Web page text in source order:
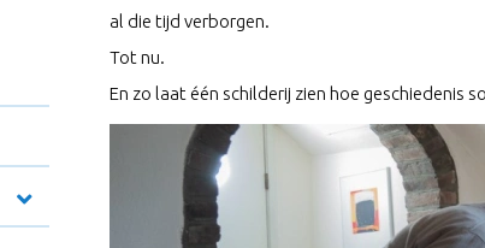
al die tijd verborgen.
Tot nu.
En zo laat één schilderij zien hoe